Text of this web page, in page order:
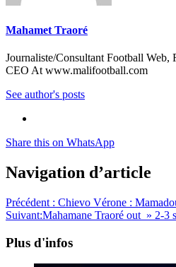
Mahamet Traoré
Journaliste/Consultant Football Web,
CEO At www.malifootball.com
See author's posts
Share this on WhatsApp
Navigation d’article
Précédent : Chievo Vérone :
Suivant:Mahamane Traoré out » 2-3
Plus d'infos